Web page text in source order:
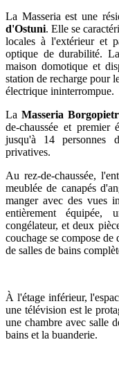
La Masseria est une
d'Ostuni. Elle se
locales à l'extérieur et
optique de durabilité.
maison domotique et
station de recharge pour
électrique ininterrompue.
LaMasseria
de-chaussée et
jusqu'à 14 personnes
privatives.
Au rez-de-chaussée,
meublée de canapés
manger avec des vues
entièrement équipée,
congélateur, et deux
couchage se compose de
de salles de bains
À l'étage inférieur,
une télévision est le
une chambre avec salle
bains et la buanderie.